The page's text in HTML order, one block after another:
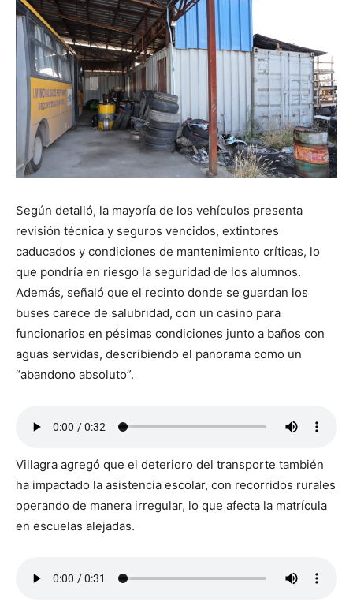
Según detalló, la mayoría de los vehículos presenta
revisión técnica y seguros vencidos, extintores
caducados y condiciones de mantenimiento críticas, lo
que pondría en riesgo la seguridad de los alumnos.
Además, señaló que el recinto donde se guardan los
buses carece de salubridad, con un casino para
funcionarios en pésimas condiciones junto a baños con
aguas servidas, describiendo el panorama como un
“abandono absoluto”.
Villagra agregó que el deterioro del transporte también
ha impactado la asistencia escolar, con recorridos rurales
operando de manera irregular, lo que afecta la matrícula
en escuelas alejadas.